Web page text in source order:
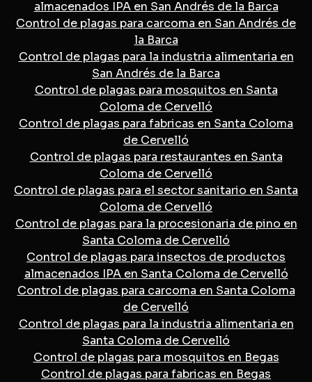
almacenados IPA en San Andrés de la Barca
Control de plagas para carcoma en San Andrés de
la Barca
Control de plagas para la industria alimentaria en
San Andrés de la Barca
Control de plagas para mosquitos en Santa
Coloma de Cervelló
Control de plagas para fabricas en Santa Coloma
de Cervelló
Control de plagas para restaurantes en Santa
Coloma de Cervelló
Control de plagas para el sector sanitario en Santa
Coloma de Cervelló
Control de plagas para la procesionaria de pino en
Santa Coloma de Cervelló
Control de plagas para insectos de productos
almacenados IPA en Santa Coloma de Cervelló
Control de plagas para carcoma en Santa Coloma
de Cervelló
Control de plagas para la industria alimentaria en
Santa Coloma de Cervelló
Control de plagas para mosquitos en Begas
Control de plagas para fabricas en Begas